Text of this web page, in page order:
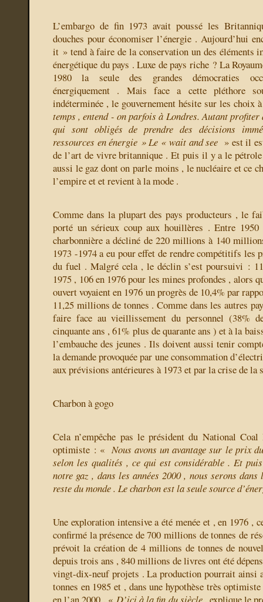
L’embargo de fin 1973 avait poussé les
douches pour économiser l’énergie . Aujourd’hui
it » tend à faire de la conservation un des éléments
énergétique du pays . Luxe de pays riche ? La
1980 la seule des grandes démocraties
énergiquement . Mais face a cette pléthore
indéterminée , le gouvernement hésite sur les choix
temps , entend - on parfois à Londres. Autant profiter
qui sont obligés de prendre des décisions
ressources en énergie » Le « wait and see » est il
de l’art de vivre britannique . Et puis il y a le
aussi le gaz dont on parle moins , le nucléaire et ce
l’empire et et revient à la mode .
Comme dans la plupart des pays producteurs , le
porté un sérieux coup aux houillères . Entre
charbonnière a décliné de 220 millions à 140
1973 -1974 a eu pour effet de rendre compétitifs les
du fuel . Malgré cela , le déclin s’est poursuivi :
1975 , 106 en 1976 pour les mines profondes , alors
ouvert voyaient en 1976 un progrès de 10,4% par
11,25 millions de tonnes . Comme dans les autres
faire face au vieillissement du personnel (38%
cinquante ans , 61% plus de quarante ans ) et à la
l’embauche des jeunes . Ils doivent aussi tenir
la demande provoquée par une consommation
aux prévisions antérieures à 1973 et par la crise de la
Charbon à gogo
Cela n’empêche pas le président du National
optimiste : « Nous avons un avantage sur le prix
selon les qualités , ce qui est considérable . Et
notre gaz , dans les années 2000 , nous serons
reste du monde . Le charbon est la seule source
Une exploration intensive a été menée et , en 1976 ,
confirmé la présence de 700 millions de tonnes de
prévoit la création de 4 millions de tonnes de
depuis trois ans , 840 millions de livres ont été
vingt-dix-neuf projets . La production pourrait ainsi
tonnes en 1985 et , dans une hypothèse très